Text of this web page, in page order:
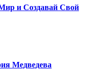
и Создавай Свой
Медведева